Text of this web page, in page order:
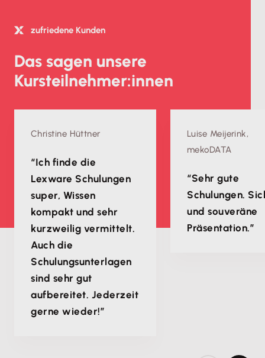
zufriedene Kunden
Das sagen unsere
Kursteilnehmer:innen
Christine Hüttner
“Ich finde die
Lexware Schulungen
super, Wissen
kompakt und sehr
kurzweilig vermittelt.
Auch die
Schulungsunterlagen
sind sehr gut
aufbereitet. Jederzeit
gerne wieder!”
Luise Meijerink,
mekoDATA
“Sehr gute
Schulungen.
und souveräne
Präsentation.”